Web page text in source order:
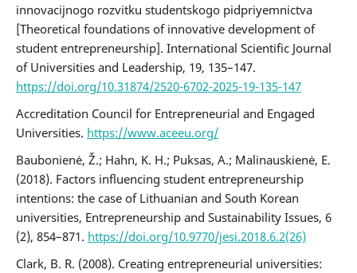
innovacijnogo rozvitku studentskogo pidpriyemnictva
[Theoretical foundations of innovative development of
student entrepreneurship]. International Scientific Journal
of Universities and Leadership, 19, 135–147.
https://doi.org/10.31874/2520-6702-2025-19-135-147
Accreditation Council for Entrepreneurial and Engaged
Universities. https://www.aceeu.org/
Baubonienė, Ž.; Hahn, K. H.; Puksas, A.; Malinauskienė, E.
(2018). Factors influencing student entrepreneurship
intentions: the case of Lithuanian and South Korean
universities, Entrepreneurship and Sustainability Issues, 6
(2), 854–871. https://doi.org/10.9770/jesi.2018.6.2(26)
Clark, B. R. (2008). Creating entrepreneurial universities: